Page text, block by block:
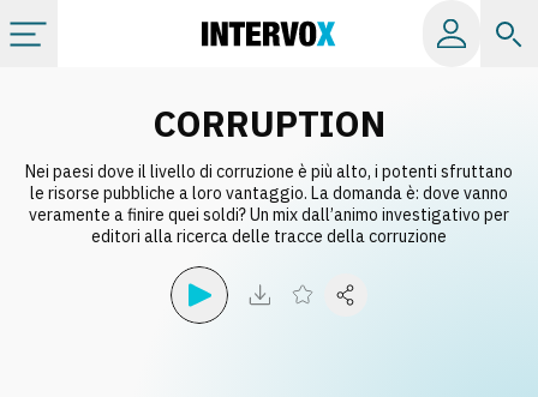
Album
CORRUPTION
Nei paesi dove il livello di corruzione è più alto, i potenti sfruttano
le risorse pubbliche a loro vantaggio. La domanda è: dove vanno
veramente a finire quei soldi? Un mix dall’animo investigativo per
editori alla ricerca delle tracce della corruzione